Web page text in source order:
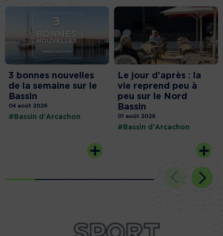
3 bonnes nouvelles
de la semaine sur le
Bassin
04 août 2026
#Bassin d'Arcachon
Le jour d’après : la
vie reprend peu à
peu sur le Nord
Bassin
01 août 2026
#Bassin d'Arcachon